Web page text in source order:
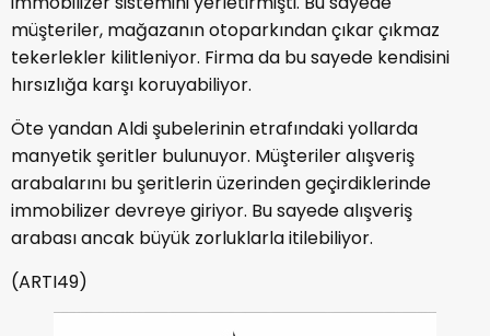
müşteriler, mağazanın otoparkından çıkar çıkmaz
tekerlekler kilitleniyor. Firma da bu sayede kendisini
hırsızlığa karşı koruyabiliyor.
Öte yandan Aldi şubelerinin etrafındaki yollarda
manyetik şeritler bulunuyor. Müşteriler alışveriş
arabalarını bu şeritlerin üzerinden geçirdiklerinde
immobilizer devreye giriyor. Bu sayede alışveriş
arabası ancak büyük zorluklarla itilebiliyor.
(ARTI49)